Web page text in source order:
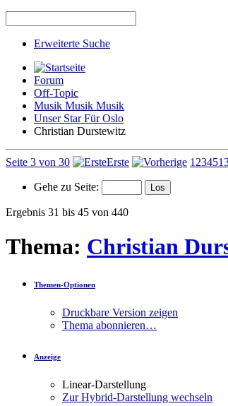
Erweiterte Suche
Forum
Off-Topic
Musik Musik Musik
Unser Star Für Oslo
Christian Durstewitz
Seite 3 von 30 Erste 1 2345
Gehe zu Seite:
Ergebnis 31 bis 45 von 440
Thema: Christian
Themen-Optionen
Druckbare Version zeigen
Thema abonnieren…
Anzeige
Linear-Darstellung
Zur Hybrid-Darstellung wechseln